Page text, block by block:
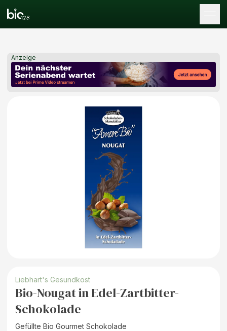
Anzeige
Liebhart's Gesundkost
Bio-Nougat in Edel-Zartbitter-
Schokolade
Gefüllte Bio Gourmet Schokolade